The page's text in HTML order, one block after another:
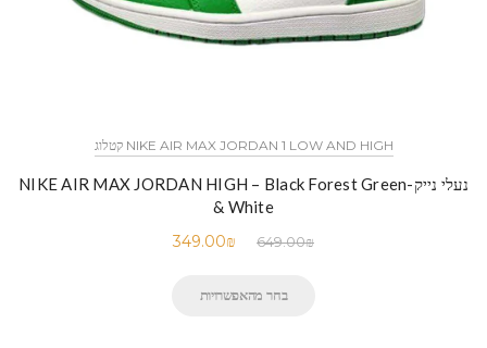
NIKE AIR MAX JORDAN 1 LOW AND HIGH קטלוג
נעלי נייק-NIKE AIR MAX JORDAN HIGH – Black Forest Green
& White
649.00₪
349.00₪
בחר מהאפשרויות